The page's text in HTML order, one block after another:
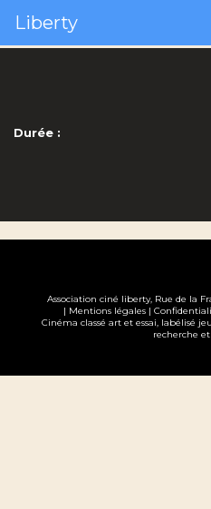
Liberty
Durée :
Association ciné liberty, Rue de la
| Mentions légales |
Cinéma classé art et essai, labélisé
recherche